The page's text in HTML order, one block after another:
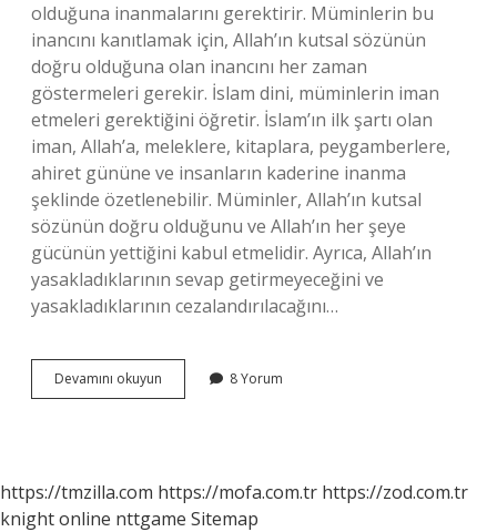
olduğuna inanmalarını gerektirir. Müminlerin bu
inancını kanıtlamak için, Allah’ın kutsal sözünün
doğru olduğuna olan inancını her zaman
göstermeleri gerekir. İslam dini, müminlerin iman
etmeleri gerektiğini öğretir. İslam’ın ilk şartı olan
iman, Allah’a, meleklere, kitaplara, peygamberlere,
ahiret gününe ve insanların kaderine inanma
şeklinde özetlenebilir. Müminler, Allah’ın kutsal
sözünün doğru olduğunu ve Allah’ın her şeye
gücünün yettiğini kabul etmelidir. Ayrıca, Allah’ın
yasakladıklarının sevap getirmeyeceğini ve
yasakladıklarının cezalandırılacağını…
Devamını okuyun
dininin
8 Yorum
https://tmzilla.com https://mofa.com.tr https://zod.com.tr
knight online nttgame Sitemap